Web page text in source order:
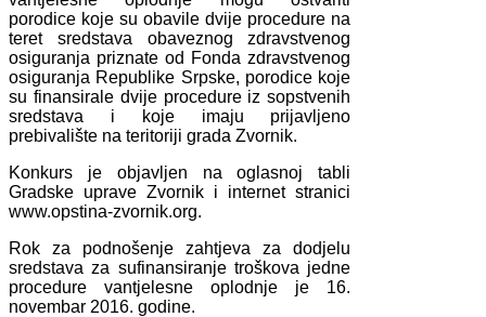
porodice koje su obavile dvije procedure na
teret sredstava obaveznog zdravstvenog
osiguranja priznate od Fonda zdravstvenog
osiguranja Republike Srpske, porodice koje
su finansirale dvije procedure iz sopstvenih
sredstava i koje imaju prijavljeno
prebivalište na teritoriji grada Zvornik.
Konkurs je objavljen na oglasnoj tabli
Gradske uprave Zvornik i internet stranici
www.opstina-zvornik.org.
Rok za podnošenje zahtjeva za dodjelu
sredstava za sufinansiranje troškova jedne
procedure vantjelesne oplodnje je 16.
novembar 2016. godine.